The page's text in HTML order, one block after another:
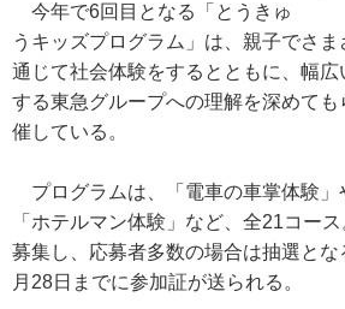
今年で6回目となる「とうきゅ
うキッズプログラム」は、親子でさ
通じて社会体験をするとともに、幅広
する東急グループへの理解を深めても
催している。
プログラムは、「電車の車掌体験」
「ホテルマン体験」など、全21コー
募集し、応募者多数の場合は抽選と
月28日までに参加証が送られる。